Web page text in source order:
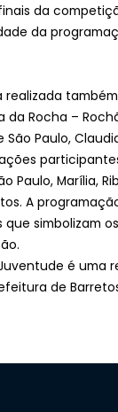
da
da
da Rocha –
Paulo,
Paulo, Marília,
A
simbolizam
é uma
de